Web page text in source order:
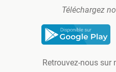
Téléchargez
Retrouvez-nous sur